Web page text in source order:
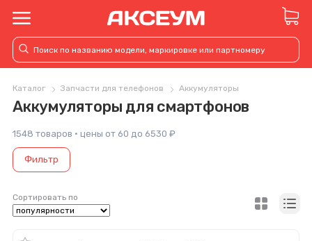
Каталог Запчасти для телефонов Аккумуляторы
Аккумуляторы для смартфонов
1548 товаров · цены от 60 до 6530 ₽
Фильтр
Сортировать по